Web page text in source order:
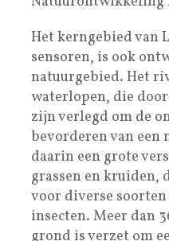
Het kerngebied van
sensoren, is ook
natuurgebied. Het
waterlopen, die
zijn verlegd om de
bevorderen van een
daarin een grote
grassen en
voor diverse
insecten. Meer dan
grond is verzet om